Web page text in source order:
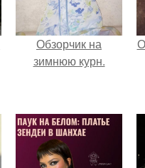
Обзорчик на
зимнюю курн.